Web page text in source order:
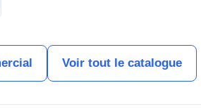
Voir tout le catalogue